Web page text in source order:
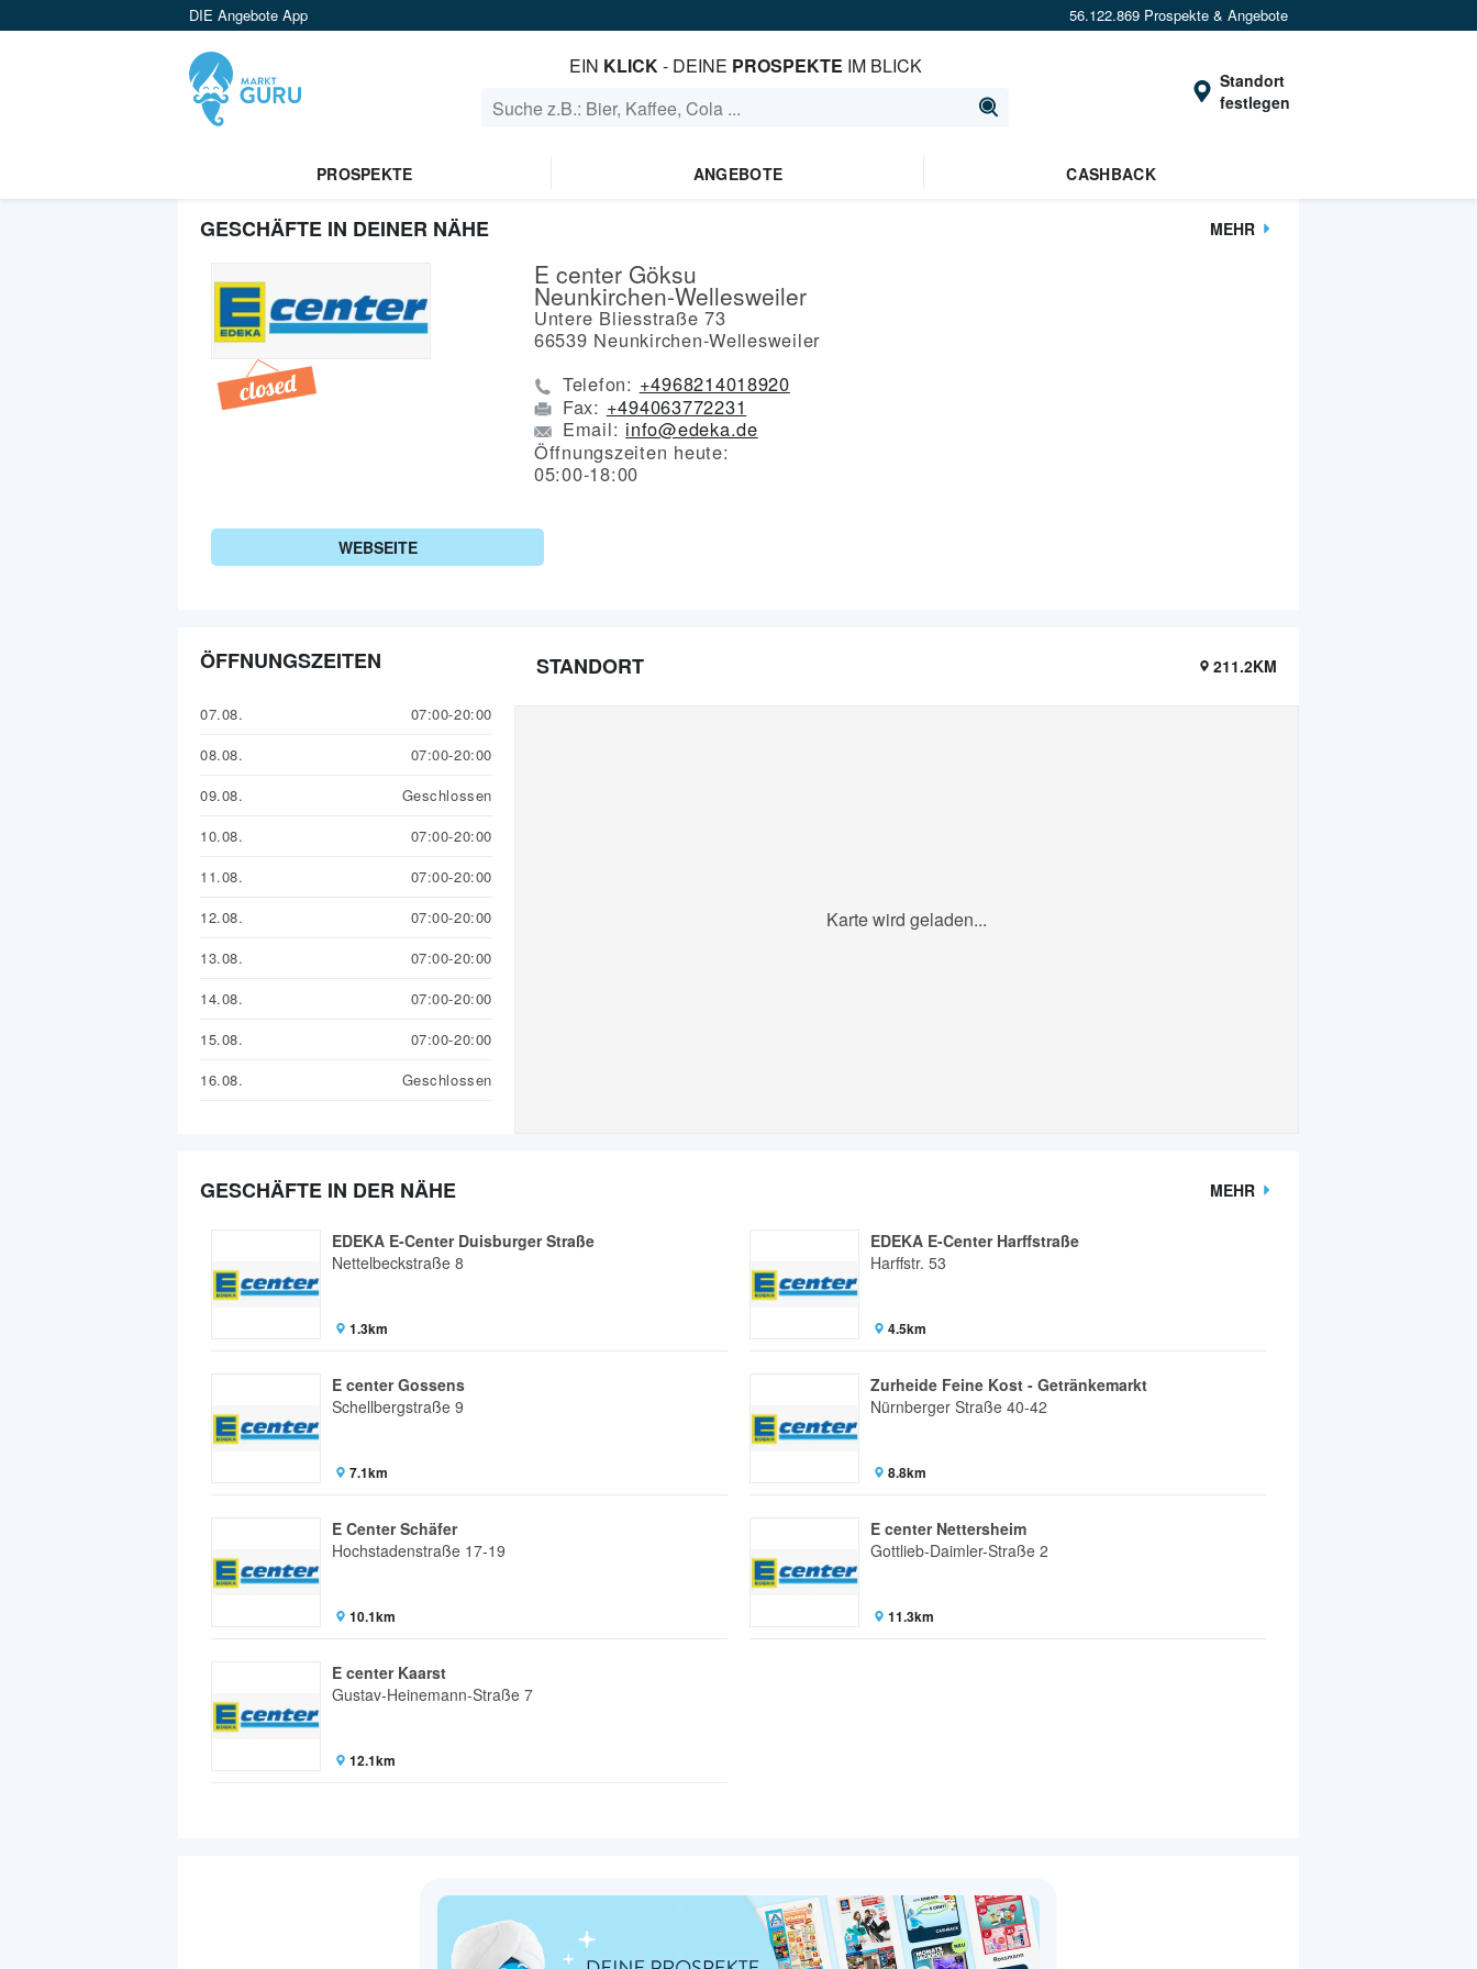
DIE Angebote App 56.122.869 Prospekte & Angebote
EIN KLICK- DEINE PROSPEKTE IM BLICK
Standort
festlegen
PROSPEKTE ANGEBOTE CASHBACK
GESCHÄFTE IN DEINER NÄHE MEHR
E center Göksu
Neunkirchen-Wellesweiler
Untere Bliesstraße 73
66539 Neunkirchen-Wellesweiler
Telefon: +4968214018920
Fax: +494063772231
Email: info@edeka.de
Öffnungszeiten heute:
05:00-18:00
WEBSEITE
ÖFFNUNGSZEITEN
07.08.
07:00-20:00
08.08.
07:00-20:00
09.08.
Geschlossen
10.08.
07:00-20:00
11.08.
07:00-20:00
12.08.
07:00-20:00
13.08.
07:00-20:00
14.08.
07:00-20:00
15.08.
07:00-20:00
16.08.
Geschlossen
STANDORT 211.2KM
Karte wird geladen...
GESCHÄFTE IN DER NÄHE MEHR
EDEKA E-Center Duisburger Straße
Nettelbeckstraße 8
1.3km
EDEKA E-Center Harffstraße
Harffstr. 53
4.5km
E center Gossens
Schellbergstraße 9
7.1km
Zurheide Feine Kost - Getränkemarkt
Nürnberger Straße 40-42
8.8km
E Center Schäfer
Hochstadenstraße 17-19
10.1km
E center Nettersheim
Gottlieb-Daimler-Straße 2
11.3km
E center Kaarst
Gustav-Heinemann-Straße 7
12.1km